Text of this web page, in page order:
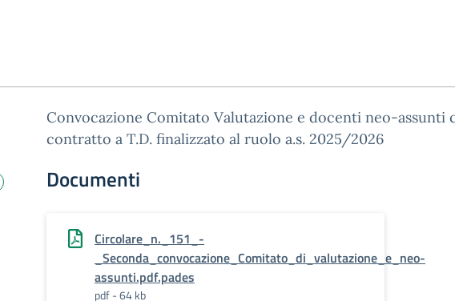
Convocazione Comitato Valutazione e docenti neo-assunti
contratto a T.D. finalizzato al ruolo a.s. 2025/2026
Documenti
Circolare_n._151_-
_Seconda_convocazione_Comitato_di_valutazione_e_neo-
assunti.pdf.pades
pdf - 64 kb